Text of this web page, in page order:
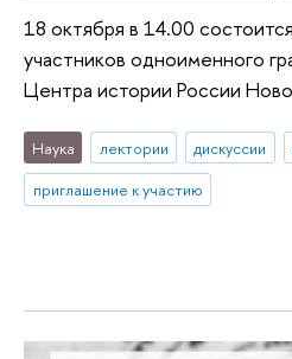
18 октября в 14.00
участников одноименного
Центра истории России
Наука лектории дискуссии
приглашение к участию